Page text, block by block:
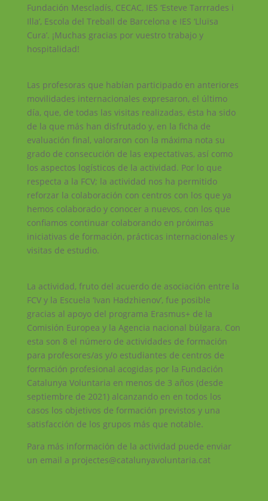
Fundación Mescladís, CECAC, IES ‘Esteve Tarrrades i
Illa’, Escola del Treball de Barcelona e IES ‘Lluïsa
Cura’. ¡Muchas gracias por vuestro trabajo y
hospitalidad!
Las profesoras que habían participado en anteriores
movilidades internacionales expresaron, el último
día, que, de todas las visitas realizadas, ésta ha sido
de la que más han disfrutado y, en la ficha de
evaluación final, valoraron con la máxima nota su
grado de consecución de las expectativas, así como
los aspectos logísticos de la actividad. Por lo que
respecta a la FCV; la actividad nos ha permitido
reforzar la colaboración con centros con los que ya
hemos colaborado y conocer a nuevos, con los que
confiamos continuar colaborando en próximas
iniciativas de formación, prácticas internacionales y
visitas de estudio.
La actividad, fruto del acuerdo de asociación entre la
FCV y la Escuela ‘Ivan Hadzhienov’, fue posible
gracias al apoyo del programa Erasmus+ de la
Comisión Europea y la Agencia nacional búlgara. Con
esta son 8 el número de actividades de formación
para profesores/as y/o estudiantes de centros de
formación profesional acogidas por la Fundación
Catalunya Voluntaria en menos de 3 años (desde
septiembre de 2021) alcanzando en en todos los
casos los objetivos de formación previstos y una
satisfacción de los grupos más que notable.
Para más información de la actividad puede enviar
un email a projectes@catalunyavoluntaria.cat